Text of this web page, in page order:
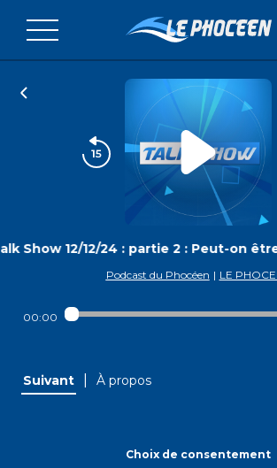
Show 12/12/24 : partie 2 : Peut-on
Podcast du Phocéen | LE
00:00
Suivant À propos
Choix de consentement